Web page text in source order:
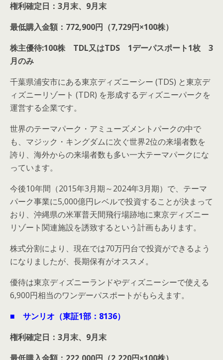
権利確定日：3月末、9月末
最低購入金額：772,900円（7,729円×100株）
株主優待:100株 TDL又はTDS 1デーパスポート1枚 3
月のみ
千葉県浦安市にある東京ディズニーシー (TDS) と東京デ
ィズニーリゾート (TDR) を形成するディズニーパークを
運営する企業です。
世界のテーマパーク・アミューズメントパークの中で
も、マジック・キングダムに次ぐ世界2位の来場者数を
誇り、海外からの来場者数も多い一大テーマパークにな
っています。
今後10年間（2015年3月期～2024年3月期）で、テーマ
パーク事業に5,000億円レベルで投資することが決まって
おり、沖縄県の米軍普天間飛行場跡地に東京ディズニー
リゾート関連施設を誘致するという計画もあります。
株式分割により、現在では70万円台で投資ができるよう
になりましたが、長期保有がオススメ。
優待は東京ディズニーランドやディズニーシーで使える
6,900円相当のワンデーパスポートがもらえます。
■ サンリオ（東証1部：8136）
権利確定日：3月末、9月末